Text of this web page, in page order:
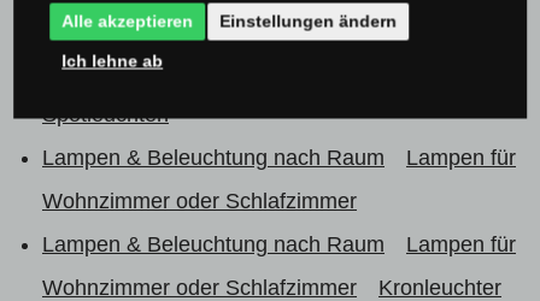
Deckenstrahler & Deckenspots
Spotleuchten & Spotlights
Spotleuchten
Lampen & Beleuchtung nach Raum
Lampen für
Wohnzimmer oder Schlafzimmer
Lampen & Beleuchtung nach Raum
Lampen für
Wohnzimmer oder Schlafzimmer
Kronleuchter
Alle akzeptieren Einstellungen ändern
Ich lehne ab